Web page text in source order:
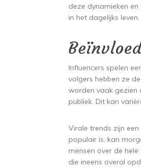
deze dynamieken
in het dagelijks leven.
Influencers spelen
volgers hebben ze
worden vaak gezien
publiek. Dit kan
Virale trends zijn
populair is, kan
mensen over de
die ineens overal